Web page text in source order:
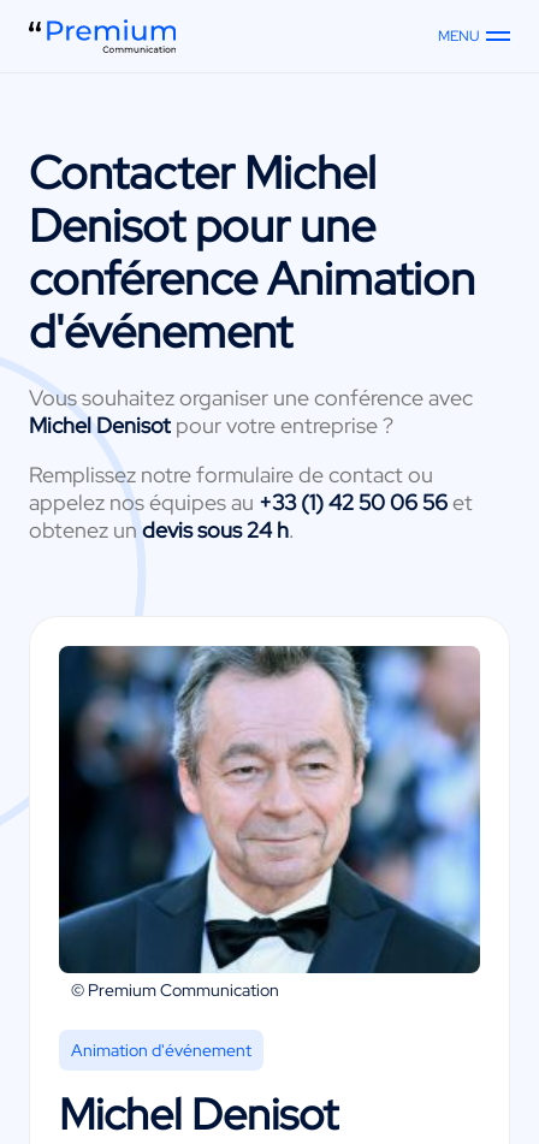
MENU
ContacterMichel
Denisotpour une
conférence Animation
d'événement
Vous souhaitez organiser une conférence avec
Michel Denisot pour votre entreprise ?
Remplissez notre formulaire de contact ou
appelez nos équipes au +33 (1) 42 50 06 56et
obtenez undevis sous 24 h.
© Premium Communication
Animation d'événement
Michel Denisot